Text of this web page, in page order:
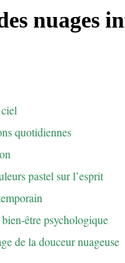
nuages
quotidiennes
pastel sur l’esprit
être psychologique
de la douceur nuageuse